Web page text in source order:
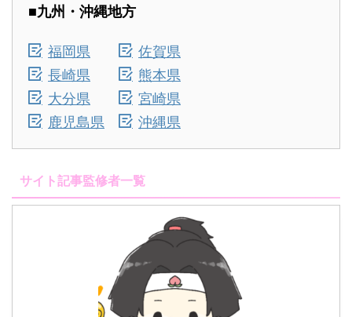
■九州・沖縄地方
福岡県
佐賀県
長崎県
熊本県
大分県
宮崎県
鹿児島県
沖縄県
サイト記事監修者一覧